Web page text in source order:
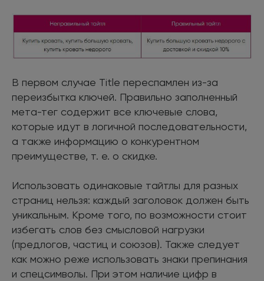
В первом случае Title переспамлен из-за
переизбытка ключей. Правильно заполненный
мета-тег содержит все ключевые слова,
которые идут в логичной последовательности,
а также информацию о конкурентном
преимуществе, т. е. о скидке.
Использовать одинаковые тайтлы для разных
страниц нельзя: каждый заголовок должен быть
уникальным. Кроме того, по возможности стоит
избегать слов без смысловой нагрузки
(предлогов, частиц и союзов). Также следует
как можно реже использовать знаки препинания
и спецсимволы. При этом наличие цифр в